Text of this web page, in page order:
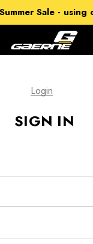
on all orders
- using code
Login
SIGN IN